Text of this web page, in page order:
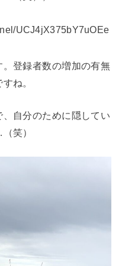
UCJ4jX375bY7uOEe
登録者数の増加の有無
ね。
自分のために隠してい
笑）